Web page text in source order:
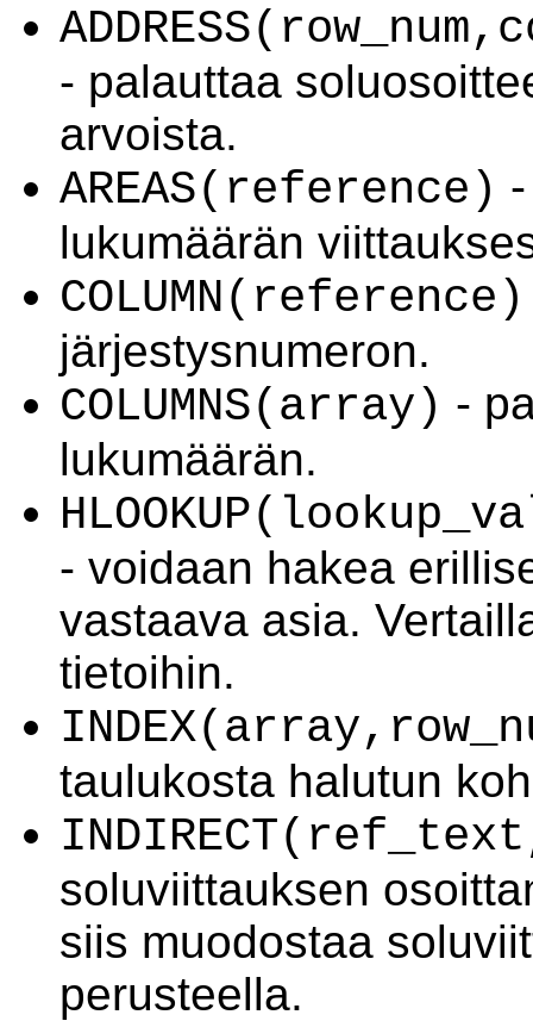
- palauttaa
arvoista.
AREAS(reference)
lukumäärän
COLUMN(reference)
järjestysnumeron.
COLUMNS(array) -
lukumäärän.
- voidaan hakea
vastaava asia.
tietoihin.
taulukosta halutun
soluviittauksen
siis muodostaa
perusteella.